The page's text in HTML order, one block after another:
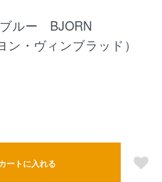
ブルー BJORN
ン・ヴィンブラッド）
ートに入れる